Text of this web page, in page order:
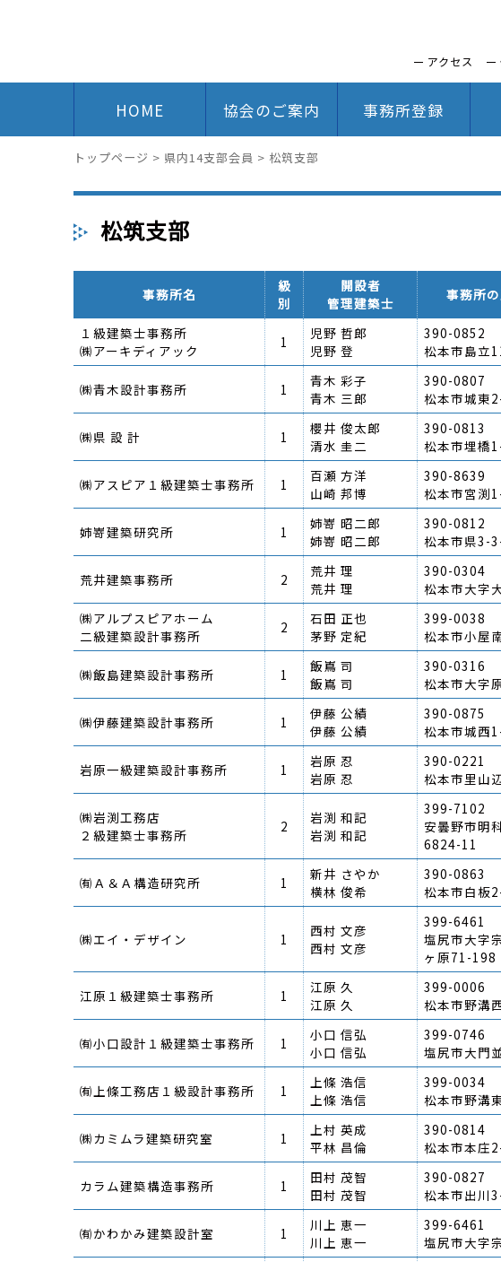
アクセス
HOME 協会のご案内 事務所登録
トップページ > 県内14支部会員 > 松筑支部
松筑支部
事務所名
級
別
開設者
管理建築士
事務所
１級建築士事務所
㈱アーキディアック
1
児野 哲郎
児野 登
390-0852
松本市島立
㈱青木設計事務所 1
青木 彩子
青木 三郎
390-0807
松本市城東
㈱県 設 計 1
櫻井 俊太郎
清水 圭二
390-0813
松本市埋橋
㈱アスピア１級建築士事務所 1
百瀬 方洋
山崎 邦博
390-8639
松本市宮渕
姉嵜建築研究所 1
姉嵜 昭二郎
姉嵜 昭二郎
390-0812
松本市県3-
荒井建築事務所 2
荒井 理
荒井 理
390-0304
松本市大字
㈱アルプスピアホーム
二級建築設計事務所
2
石田 正也
茅野 定紀
399-0038
松本市小屋
㈱飯島建築設計事務所 1
飯嶌 司
飯嶌 司
390-0316
松本市大字
㈱伊藤建築設計事務所 1
伊藤 公績
伊藤 公績
390-0875
松本市城西
岩原一級建築設計事務所 1
岩原 忍
岩原 忍
390-0221
松本市里山
㈱岩渕工務店
２級建築士事務所
2
岩渕 和記
岩渕 和記
399-7102
安曇野市明
6824-11
㈲Ａ＆Ａ構造研究所 1
新井 さやか
横林 俊希
390-0863
松本市白板
㈱エイ・デザイン 1
西村 文彦
西村 文彦
399-6461
塩尻市大字
ヶ原71-198
江原１級建築士事務所 1
江原 久
江原 久
399-0006
松本市野溝
㈲小口設計１級建築士事務所 1
小口 信弘
小口 信弘
399-0746
塩尻市大門
㈲上條工務店１級設計事務所 1
上條 浩信
上條 浩信
399-0034
松本市野溝
㈱カミムラ建築研究室 1
上村 英成
平林 昌倫
390-0814
松本市本庄
カラム建築構造事務所 1
田村 茂智
田村 茂智
390-0827
松本市出川
㈲かわかみ建築設計室 1
川上 恵一
川上 恵一
399-6461
塩尻市大字